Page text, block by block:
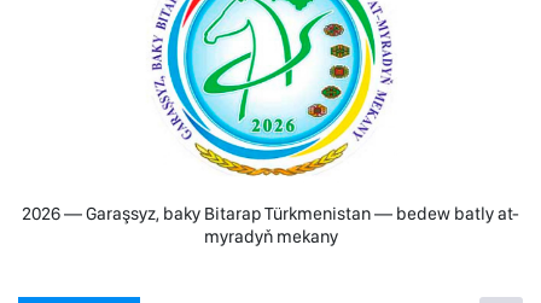
2026 — Garaşsyz, baky Bitarap Türkmenistan — bedew batly at-
myradyň mekany